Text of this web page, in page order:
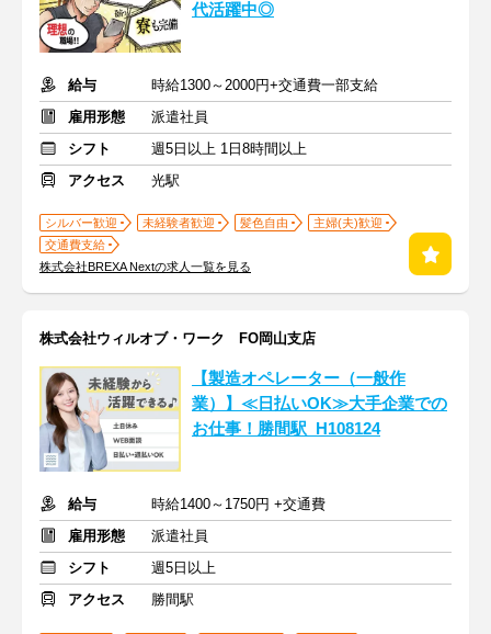
代活躍中◎
給与
時給1300～2000円+交通費一部支給
雇用形態
派遣社員
シフト
週5日以上 1日8時間以上
アクセス
光駅
シルバー歓迎 未経験者歓迎 髪色自由
主婦(夫)歓迎
交通費支給
株式会社BREXA Nextの求人一覧を見る
株式会社ウィルオブ・ワーク FO岡山支店
【製造オペレーター（一般作
業）】≪日払いOK≫大手企業での
お仕事！勝間駅_H108124
給与
時給1400～1750円 +交通費
雇用形態
派遣社員
シフト
週5日以上
アクセス
勝間駅